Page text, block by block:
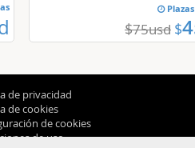
$75usd $
de privacidad
de cookies
de cookies
de uso